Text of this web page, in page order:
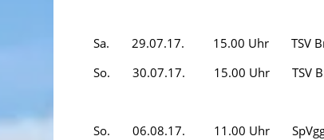
Sa. 29.07.17. 15.00 Uhr TSV
So. 30.07.17. 15.00 Uhr TSV
So. 06.08.17. 11.00 Uhr SpVgg I